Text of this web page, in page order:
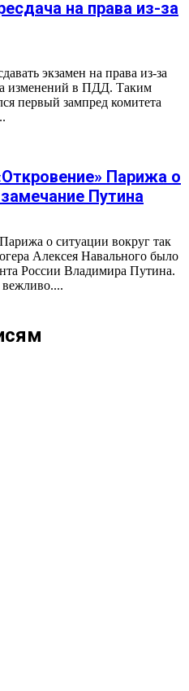
на права из-за
экзамен на права из-за
изменений в ПДД. Таким
первый зампред комитета
Парижа о
Путина
о ситуации вокруг так
Алексея Навального было
России Владимира Путина.